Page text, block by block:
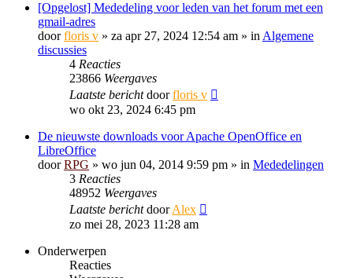
[Opgelost] Mededeling voor leden van het forum met een
gmail-adres
doorfloris v » za apr 27, 2024 12:54 am » in Algemene
discussies
4 Reacties
23866 Weergaves
Laatste berichtdoorfloris v
wo okt 23, 2024 6:45 pm
De nieuwste downloads voor Apache OpenOffice en
LibreOffice
doorRPG » wo jun 04, 2014 9:59 pm » in Mededelingen
3 Reacties
48952 Weergaves
Laatste berichtdoorAlex
zo mei 28, 2023 11:28 am
Onderwerpen
Reacties